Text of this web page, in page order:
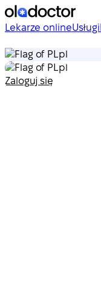
Lekarze onlineUsługi
pl
pl
Zaloguj się